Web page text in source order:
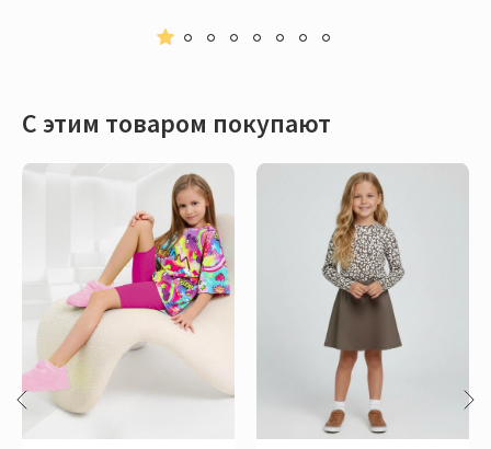
С этим товаром покупают